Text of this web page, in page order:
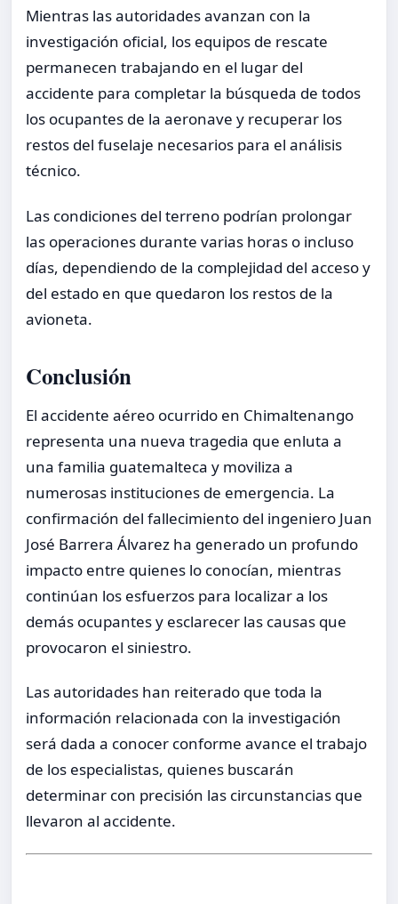
Mientras las autoridades avanzan con la
investigación oficial, los equipos de rescate
permanecen trabajando en el lugar del
accidente para completar la búsqueda de todos
los ocupantes de la aeronave y recuperar los
restos del fuselaje necesarios para el análisis
técnico.
Las condiciones del terreno podrían prolongar
las operaciones durante varias horas o incluso
días, dependiendo de la complejidad del acceso y
del estado en que quedaron los restos de la
avioneta.
Conclusión
El accidente aéreo ocurrido en Chimaltenango
representa una nueva tragedia que enluta a
una familia guatemalteca y moviliza a
numerosas instituciones de emergencia. La
confirmación del fallecimiento del ingeniero Juan
José Barrera Álvarez ha generado un profundo
impacto entre quienes lo conocían, mientras
continúan los esfuerzos para localizar a los
demás ocupantes y esclarecer las causas que
provocaron el siniestro.
Las autoridades han reiterado que toda la
información relacionada con la investigación
será dada a conocer conforme avance el trabajo
de los especialistas, quienes buscarán
determinar con precisión las circunstancias que
llevaron al accidente.